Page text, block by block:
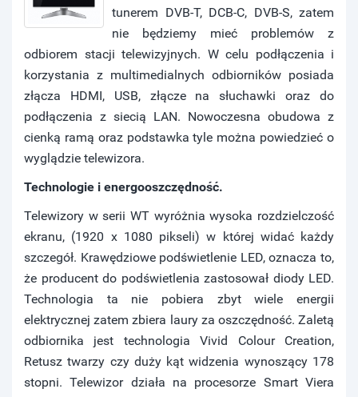
tunerem DVB-T, DCB-C, DVB-S, zatem
nie będziemy mieć problemów z
odbiorem stacji telewizyjnych. W celu podłączenia i
korzystania z multimedialnych odbiorników posiada
złącza HDMI, USB, złącze na słuchawki oraz do
podłączenia z siecią LAN. Nowoczesna obudowa z
cienką ramą oraz podstawka tyle można powiedzieć o
wyglądzie telewizora.
Technologie i energooszczędność.
Telewizory w serii WT wyróżnia wysoka rozdzielczość
ekranu, (1920 x 1080 pikseli) w której widać każdy
szczegół. Krawędziowe podświetlenie LED, oznacza to,
że producent do podświetlenia zastosował diody LED.
Technologia ta nie pobiera zbyt wiele energii
elektrycznej zatem zbiera laury za oszczędność. Zaletą
odbiornika jest technologia Vivid Colour Creation,
Retusz twarzy czy duży kąt widzenia wynoszący 178
stopni. Telewizor działa na procesorze Smart Viera